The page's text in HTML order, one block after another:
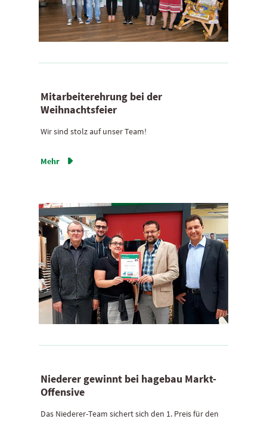
Mitarbeiterehrung bei der
Weihnachtsfeier
Wir sind stolz auf unser Team!
Mehr 
Niederer gewinnt bei hagebau Markt-
Offensive
Das Niederer-Team sichert sich den 1. Preis für den